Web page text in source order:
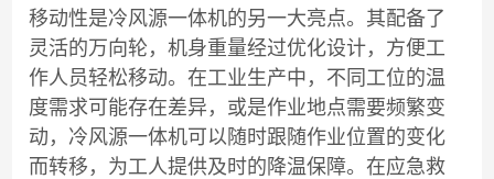
移动性是冷风源一体机的另一大亮点。其配备了
灵活的万向轮，机身重量经过优化设计，方便工
作人员轻松移动。在工业生产中，不同工位的温
度需求可能存在差异，或是作业地点需要频繁变
动，冷风源一体机可以随时跟随作业位置的变化
而转移，为工人提供及时的降温保障。在应急救